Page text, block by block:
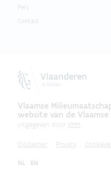
Pers
Contact
Vlaamse
website van de
uitgegeven door VMM
Disclaimer Privacy
NL EN